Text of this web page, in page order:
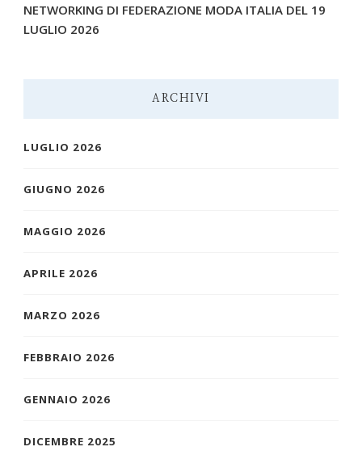
NETWORKING DI FEDERAZIONE MODA ITALIA DEL 19
LUGLIO 2026
ARCHIVI
LUGLIO 2026
GIUGNO 2026
MAGGIO 2026
APRILE 2026
MARZO 2026
FEBBRAIO 2026
GENNAIO 2026
DICEMBRE 2025